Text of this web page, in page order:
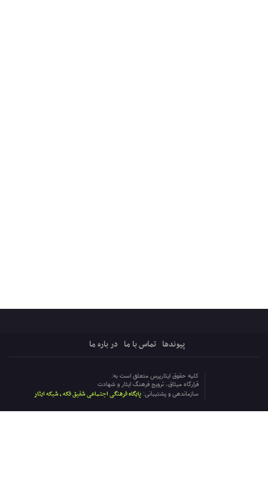
پیوندها تماس با ما در باره ما
کلیه حقوق ایثارپرس متعلق است به:
قرارگاه میثاق، ترویج فرهنگ ایثار و شهادت
سازماندهی و پشتیبانی: پایگاه فرهنگی اجتماعی شفیق فکه ، شبکه ایثار